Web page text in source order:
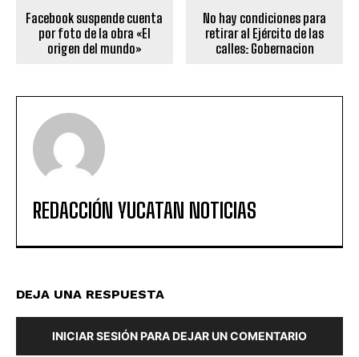
Facebook suspende cuenta
por foto de la obra «El
origen del mundo»
No hay condiciones para
retirar al Ejército de las
calles: Gobernacion
REDACCIÓN YUCATAN NOTICIAS
DEJA UNA RESPUESTA
INICIAR SESIÓN PARA DEJAR UN COMENTARIO